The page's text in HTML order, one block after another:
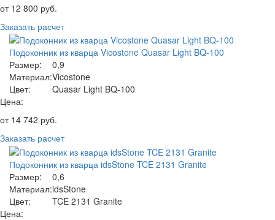
от 12 800 руб.
Заказать расчет
Подоконник из кварца Vicostone Quasar Light BQ-100
Размер:
0,9
Материал:Vicostone
Цвет:
Quasar Light BQ-100
Цена:
от 14 742 руб.
Заказать расчет
Подоконник из кварца idsStone TCE 2131 Granite
Размер:
0,6
Материал:idsStone
Цвет:
TCE 2131 Granite
Цена: